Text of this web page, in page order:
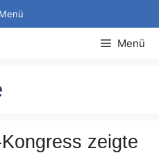
Menü
Menü
zeigte